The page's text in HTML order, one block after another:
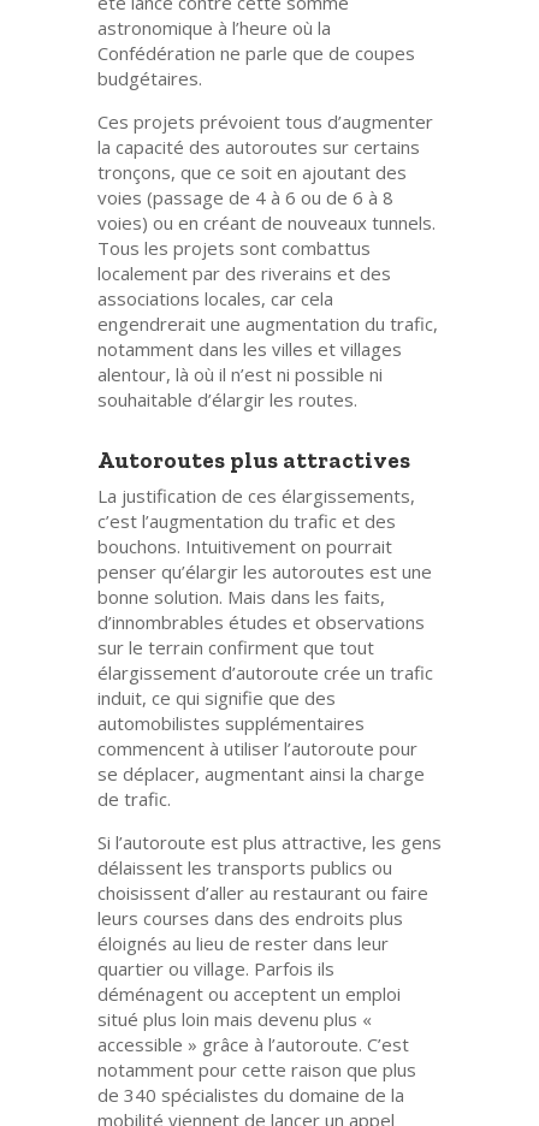
astronomique à l’heure où la
Confédération ne parle que de coupes
budgétaires.
Ces projets prévoient tous d’augmenter
la capacité des autoroutes sur certains
tronçons, que ce soit en ajoutant des
voies (passage de 4 à 6 ou de 6 à 8
voies) ou en créant de nouveaux tunnels.
Tous les projets sont combattus
localement par des riverains et des
associations locales, car cela
engendrerait une augmentation du trafic,
notamment dans les villes et villages
alentour, là où il n’est ni possible ni
souhaitable d’élargir les routes.
Autoroutes plus attractives
La justification de ces élargissements,
c’est l’augmentation du trafic et des
bouchons. Intuitivement on pourrait
penser qu’élargir les autoroutes est une
bonne solution. Mais dans les faits,
d’innombrables études et observations
sur le terrain confirment que tout
élargissement d’autoroute crée un trafic
induit, ce qui signifie que des
automobilistes supplémentaires
commencent à utiliser l’autoroute pour
se déplacer, augmentant ainsi la charge
de trafic.
Si l’autoroute est plus attractive, les gens
délaissent les transports publics ou
choisissent d’aller au restaurant ou faire
leurs courses dans des endroits plus
éloignés au lieu de rester dans leur
quartier ou village. Parfois ils
déménagent ou acceptent un emploi
situé plus loin mais devenu plus «
accessible » grâce à l’autoroute. C’est
notamment pour cette raison que plus
de 340 spécialistes du domaine de la
mobilité viennent de lancer un appel